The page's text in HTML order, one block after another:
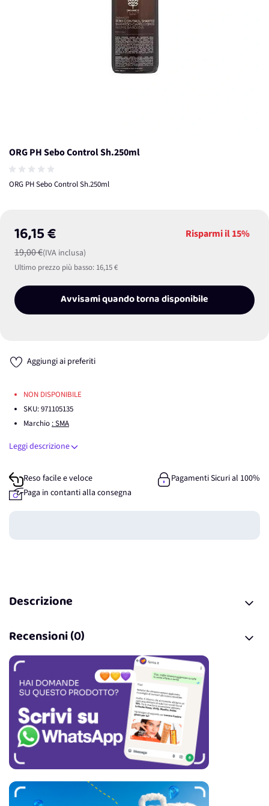
ORG PH Sebo Control Sh.250ml
ORG PH Sebo Control Sh.250ml
16,15 €
19,00 €(IVA inclusa)
Risparmi il15%
Ultimo prezzo più basso: 16,15 €
Avvisami quando torna disponibile
Aggiungi ai preferiti
NON DISPONIBILE
SKU:971105135
Marchio : SMA
Leggi descrizione
Reso facile e veloce
Pagamenti Sicuri al 100%
Paga in contanti alla consegna
Descrizione
Recensioni (0)